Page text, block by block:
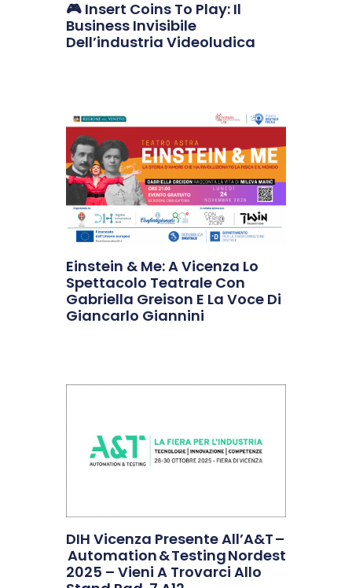
🎮 Insert Coins To Play: Il
Business Invisibile
Dell’industria Videoludica
Einstein & Me: A Vicenza Lo
Spettacolo Teatrale Con
Gabriella Greison E La Voce Di
Giancarlo Giannini
DIH Vicenza Presente All’A&T –
Automation & Testing Nordest
2025 – Vieni A Trovarci Allo